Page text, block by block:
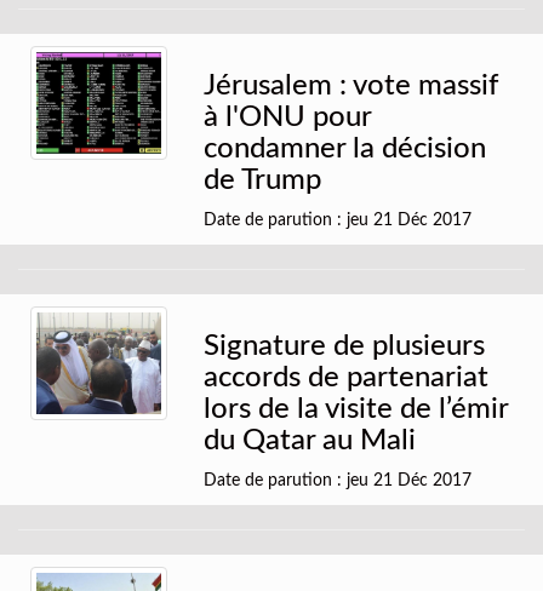
Jérusalem : vote massif
à l'ONU pour
condamner la décision
de Trump
Date de parution : jeu 21 Déc 2017
Signature de plusieurs
accords de partenariat
lors de la visite de l’émir
du Qatar au Mali
Date de parution : jeu 21 Déc 2017